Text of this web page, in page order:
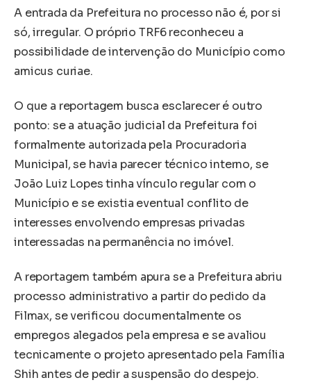
A entrada da Prefeitura no processo não é, por si
só, irregular. O próprio TRF6 reconheceu a
possibilidade de intervenção do Município como
amicus curiae.
O que a reportagem busca esclarecer é outro
ponto: se a atuação judicial da Prefeitura foi
formalmente autorizada pela Procuradoria
Municipal, se havia parecer técnico interno, se
João Luiz Lopes tinha vínculo regular com o
Município e se existia eventual conflito de
interesses envolvendo empresas privadas
interessadas na permanência no imóvel.
A reportagem também apura se a Prefeitura abriu
processo administrativo a partir do pedido da
Filmax, se verificou documentalmente os
empregos alegados pela empresa e se avaliou
tecnicamente o projeto apresentado pela Família
Shih antes de pedir a suspensão do despejo.